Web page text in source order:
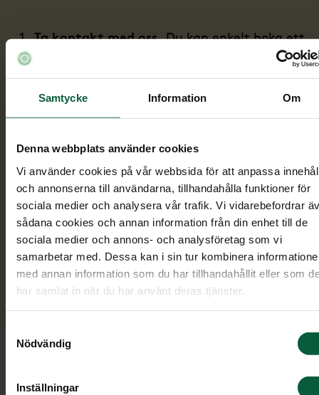
Samtycke Information Om
Denna webbplats använder cookies
Vi använder cookies på vår webbsida för att anpassa
och annonserna till användarna, tillhandahålla funktioner för
sociala medier och analysera vår trafik. Vi vidarebefordrar
sådana cookies och annan information från din enhet till de
sociala medier och annons- och analysföretag som vi
samarbetar med. Dessa kan i sin tur kombinera
med annan information som du har tillhandahållit eller som
har samlat in när du har använt deras tjänster.
Nödvändig
Inställningar
Ta kontakt med oss.Du kan enkelt boka ett
tillsammans igenom hur begravningen ska
du har och vi hjälper dig att tänka igenom
detaljerna i lugn och ro.
Ceremoni och gravsättning.Vi ansvarar för
begravningen genomförs enligt det vi har
kommit överens om. Sedan säkerställer vi att
gravsättningen genomförs som planerat. Om
vill ha hjälp med gravsten kan vi även hjälpa
att ordna det.
Att tänka på vid begravning av ett